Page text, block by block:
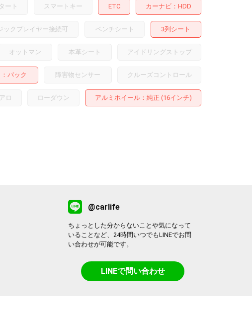
ート スマートキー ETC カーナビ HDD
ックプレイヤー接続可 ベンチシート 3列シート
オットマン 本革シート アイドリングストップ
バック 障害物センサー クルーズコントロール
ロ ローダウン アルミホイール：純正 (16インチ)
@carlife
ちょっとした分からないことや気になって
いることなど、24時間いつでもLINEでお問
い合わせが可能です。
LINEで問い合わせ